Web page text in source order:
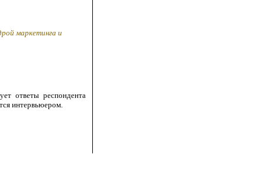
маркетинга и
ответы респондента
интервьюером.